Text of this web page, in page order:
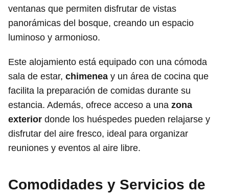
ventanas que permiten disfrutar de vistas
panorámicas del bosque, creando un espacio
luminoso y armonioso.
Este alojamiento está equipado con una cómoda
sala de estar, chimenea y un área de cocina que
facilita la preparación de comidas durante su
estancia. Además, ofrece acceso a una zona
exterior donde los huéspedes pueden relajarse y
disfrutar del aire fresco, ideal para organizar
reuniones y eventos al aire libre.
Comodidades y Servicios de